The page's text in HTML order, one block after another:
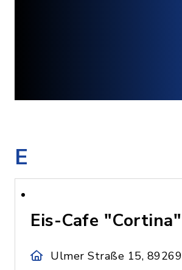
E
Eis-Cafe "Cortina"
Ulmer Straße 15, 89269